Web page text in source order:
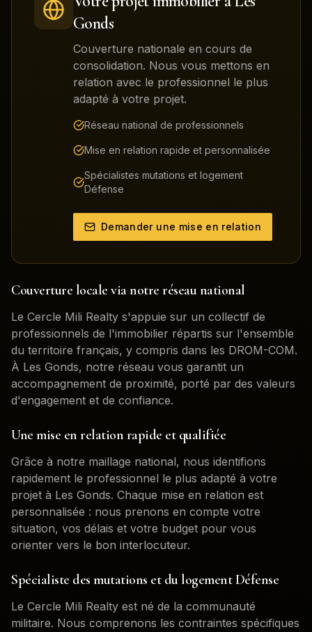
Gonds
Couverture nationale en cours de
consolidation. Nous vous mettons en
relation avec le professionnel le plus
adapté à votre projet.
Réseau national de professionnels
Mise en relation rapide et personnalisée
Spécialistes mutations et logement
Défense
Demander une mise en relation
Couverture locale via notre réseau national
Le Cercle Mili Realty s'appuie sur un collectif de
professionnels de l'immobilier répartis sur l'ensemble
du territoire français, y compris dans les DROM-COM.
À Les Gonds, notre réseau vous garantit un
accompagnement de proximité, porté par des valeurs
d'engagement et de confiance.
Une mise en relation rapide et qualifiée
Grâce à notre maillage national, nous identifions
rapidement le professionnel le plus adapté à votre
projet à Les Gonds. Chaque mise en relation est
personnalisée : nous prenons en compte votre
situation, vos délais et votre budget pour vous
orienter vers le bon interlocuteur.
Spécialiste des mutations et du logement Défense
Le Cercle Mili Realty est né de la communauté
militaire. Nous comprenons les contraintes spécifiques